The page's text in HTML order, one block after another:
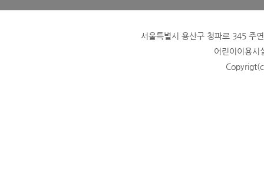
서울특별시 용산구 청파로 345
어린이이용시